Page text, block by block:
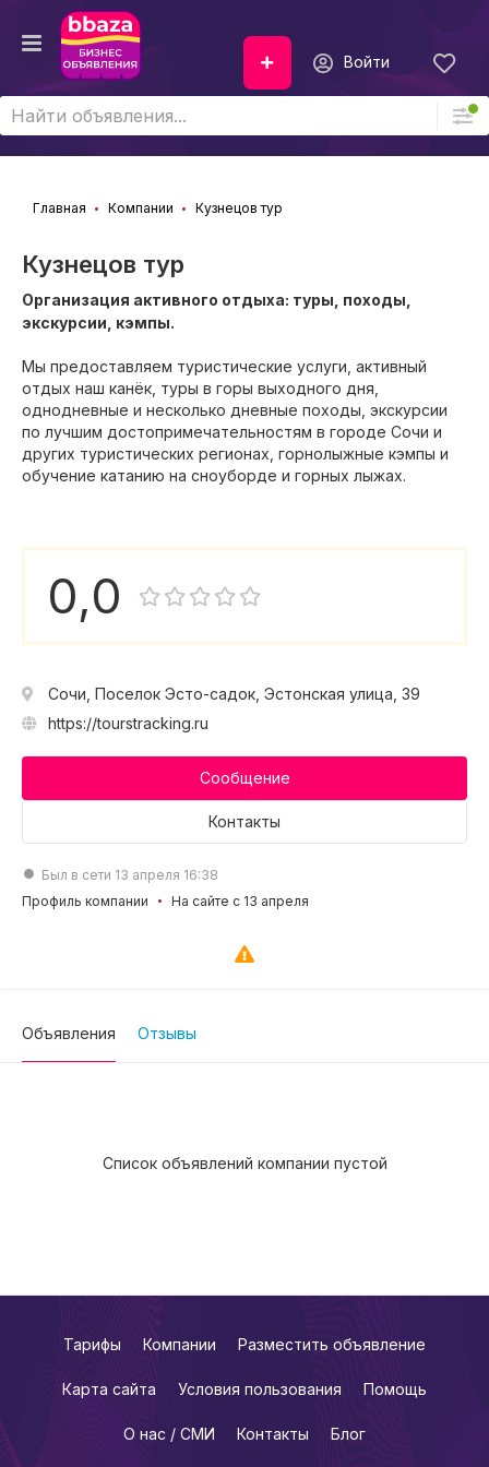
Войти
Главная Компании Кузнецов тур
Кузнецов тур
Организация активного отдыха: туры, походы,
экскурсии, кэмпы.
Мы предоставляем туристические услуги, активный
отдых наш канёк, туры в горы выходного дня,
однодневные и несколько дневные походы, экскурсии
по лучшим достопримечательностям в городе Сочи и
других туристических регионах, горнолыжные кэмпы и
обучение катанию на сноуборде и горных лыжах.
0,0
Сочи, Поселок Эсто-садок, Эстонская улица, 39
https://tourstracking.ru
Сообщение
Контакты
Был в сети 13 апреля 16:38
Профиль компании
На сайте с 13 апреля
Объявления Отзывы
Список объявлений компании пустой
Тарифы Компании Разместить объявление
Карта сайта Условия пользования Помощь
О нас / СМИ Контакты Блог